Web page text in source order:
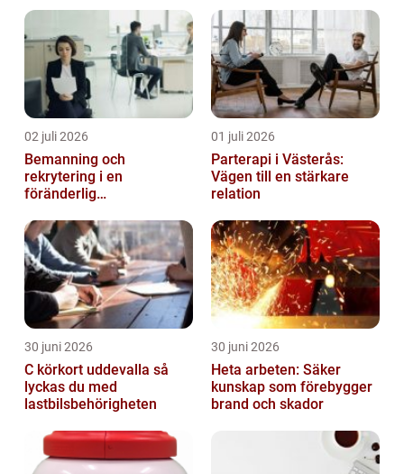
02 juli 2026
Bemanning och
rekrytering i en
föränderlig
01 juli 2026
Parterapi i Västerås:
Vägen till en stärkare
relation
30 juni 2026
C körkort uddevalla så
lyckas du med
lastbilsbehörigheten
30 juni 2026
Heta arbeten: Säker
kunskap som förebygger
brand och skador